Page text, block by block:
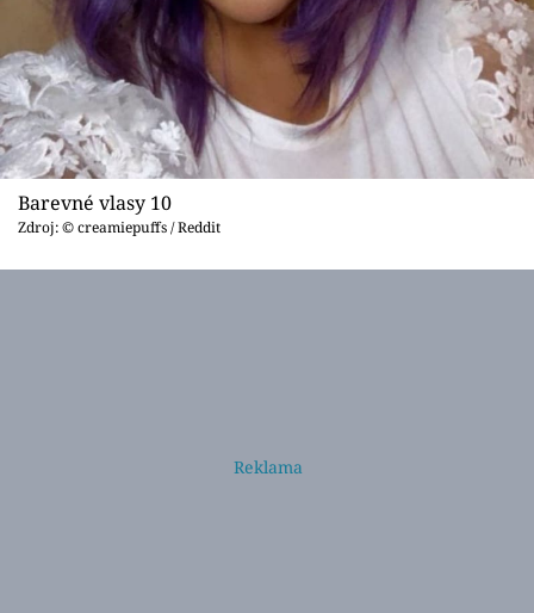
Barevné vlasy 10
Zdroj: © creamiepuffs / Reddit